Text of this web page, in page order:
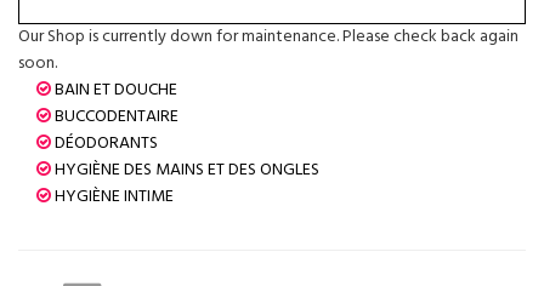
Our Shop is currently down for maintenance. Please check back again
soon.
BAIN ET DOUCHE
BUCCODENTAIRE
DÉODORANTS
HYGIÈNE DES MAINS ET DES ONGLES
HYGIÈNE INTIME